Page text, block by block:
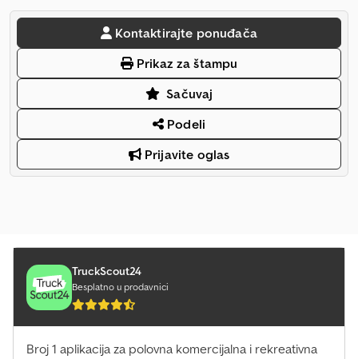
Kontaktirajte ponuđača
Prikaz za štampu
Sačuvaj
Podeli
Prijavite oglas
TruckScout24
Besplatno u prodavnici
Broj 1 aplikacija za polovna komercijalna i rekreativna